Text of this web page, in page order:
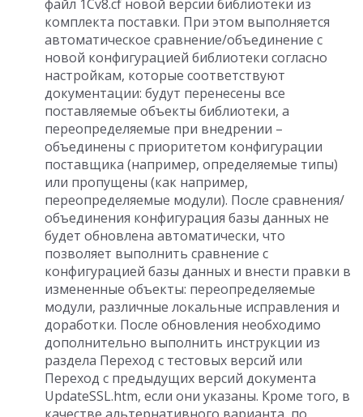
файл 1Cv8.cf новой версии библиотеки из
комплекта поставки. При этом выполняется
автоматическое сравнение/объединение с
новой конфигурацией библиотеки согласно
настройкам, которые соответствуют
документации: будут перенесены все
поставляемые объекты библиотеки, а
переопределяемые при внедрении –
объединены с приоритетом конфигурации
поставщика (например, определяемые типы)
или пропущены (как например,
переопределяемые модули). После сравнения/
объединения конфигурация базы данных не
будет обновлена автоматически, что
позволяет выполнить сравнение с
конфигурацией базы данных и внести правки в
измененные объекты: переопределяемые
модули, различные локальные исправления и
доработки. После обновления необходимо
дополнительно выполнить инструкции из
раздела Переход с тестовых версий или
Переход с предыдущих версий документа
UpdateSSL.htm, если они указаны. Кроме того, в